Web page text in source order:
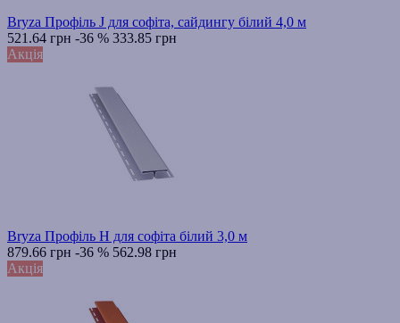
Bryza Профіль J для софіта, сайдингу білий 4,0 м
521.64 грн -36 % 333.85 грн
Акція
Bryza Профіль H для софіта білий 3,0 м
879.66 грн -36 % 562.98 грн
Акція